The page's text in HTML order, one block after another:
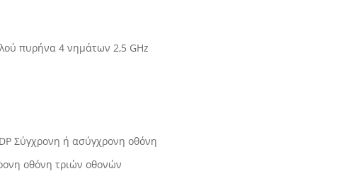
πυρήνα 4 νημάτων 2,5 GHz
Σύγχρονη ή ασύγχρονη οθόνη
οθόνη τριών οθονών